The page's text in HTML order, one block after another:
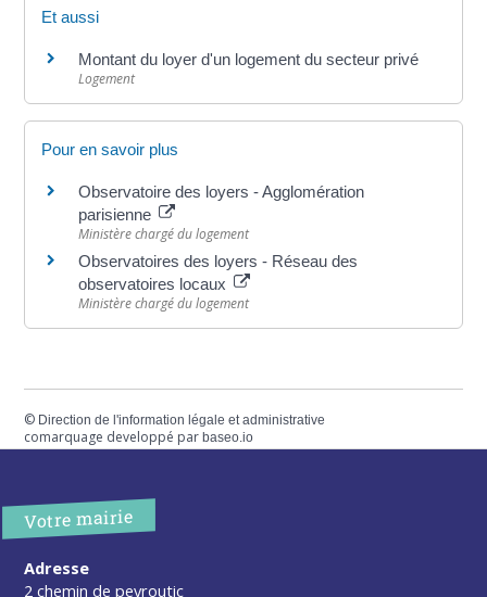
Et aussi
Montant du loyer d'un logement du secteur privé
Logement
Pour en savoir plus
Observatoire des loyers - Agglomération
parisienne
Ministère chargé du logement
Observatoires des loyers - Réseau des
observatoires locaux
Ministère chargé du logement
© Direction de l'information légale et administrative
comarquage developpé parbaseo.io
Votre mairie
Adresse
2 chemin de peyroutic